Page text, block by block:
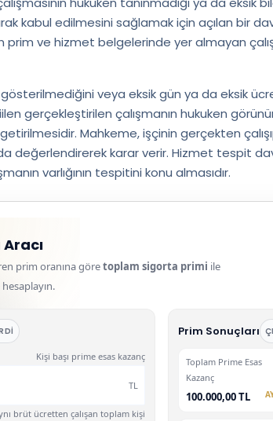
kabul edilmesini sağlamak için açılan bir
prim ve hizmet belgelerinde yer almayan
gösterilmediğini veya eksik gün ya da eksik
gerçekleştirilen çalışmanın hukuken
Mahkeme, işçinin gerçekten çalışıp
değerlendirerek karar verir. Hizmet tespit
varlığının tespitini konu almasıdır.
prim oranına göretoplam sigorta primi ile
Kişi başı prime esas kazanç
TL
brüt ücretten çalışan toplam kişi
Prim Sonuçları
Toplam Prime Esas
Kazanç
100.000,00 TL